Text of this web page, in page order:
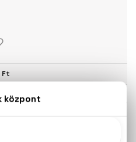
Ft
KIVÁLASZTÁSA